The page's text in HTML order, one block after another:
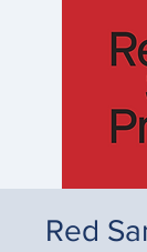
Red